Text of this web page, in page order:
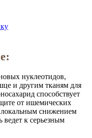
нуклеотидов,
и другим тканям для
способствует
от ишемических
локальным снижением
ведет к серьезным